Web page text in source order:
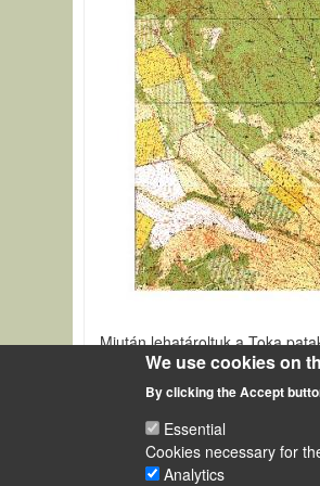
Miután lehatároltuk a Toka
m2. A vízfolyásokat ábrázoló
GIS eszközök alkalmazása
We use cookies on
By clicking the Accept
Essential
Cookies necessary for
Analytics